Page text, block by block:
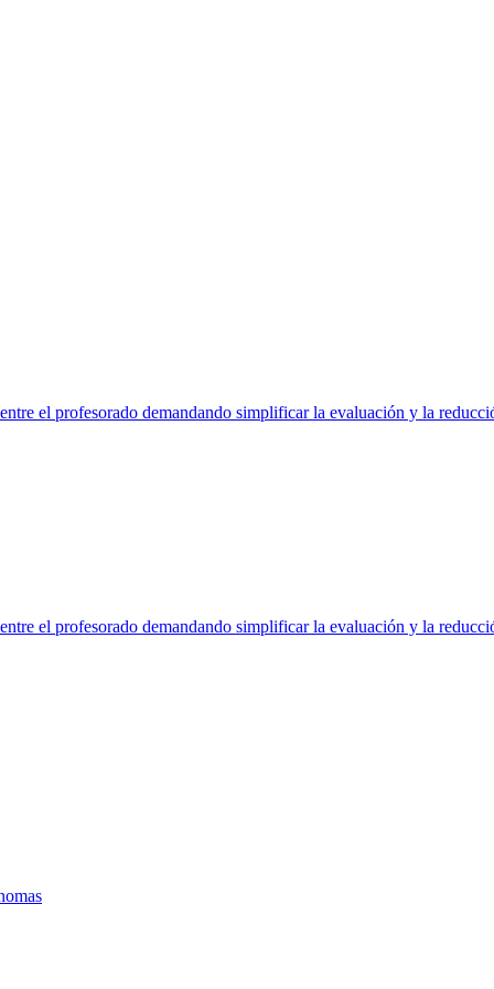
el profesorado demandando simplificar la evaluación y la
el profesorado demandando simplificar la evaluación y la